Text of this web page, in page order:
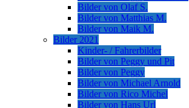
Bilder von Olaf S.
Bilder von Matthias M.
Bilder von Maik M.
Bilder 2021
Kinder- / Fahrerbilder
Bilder von Peggy und Pit
Bilder von Peggy
Bilder von Michael Arnold
Bilder von Rico Michel
Bilder von Hans Url